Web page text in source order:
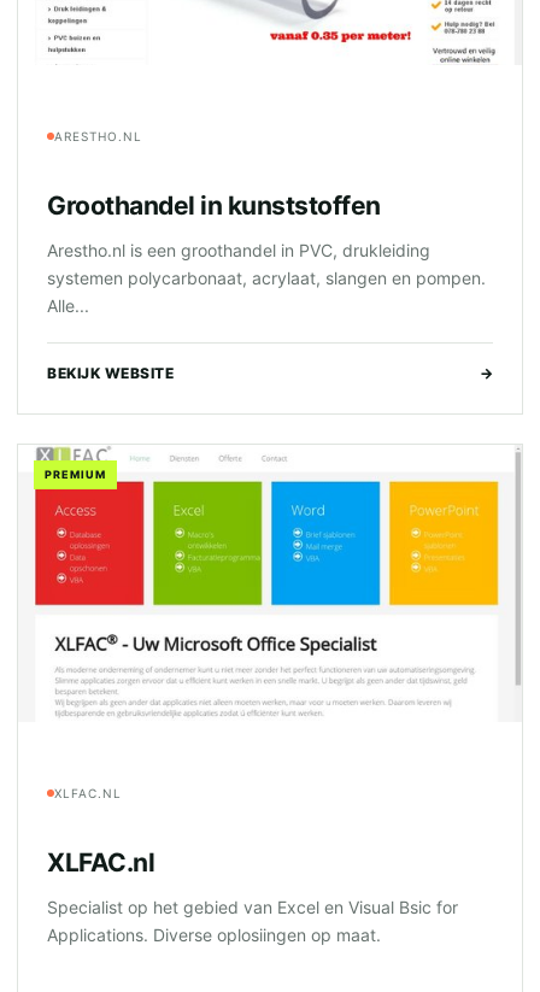
ARESTHO.NL
Groothandel in kunststoffen
Arestho.nl is een groothandel in PVC, drukleiding
systemen polycarbonaat, acrylaat, slangen en pompen.
Alle...
BEKIJK WEBSITE →
PREMIUM
XLFAC.NL
XLFAC.nl
Specialist op het gebied van Excel en Visual Bsic for
Applications. Diverse oplosiingen op maat.